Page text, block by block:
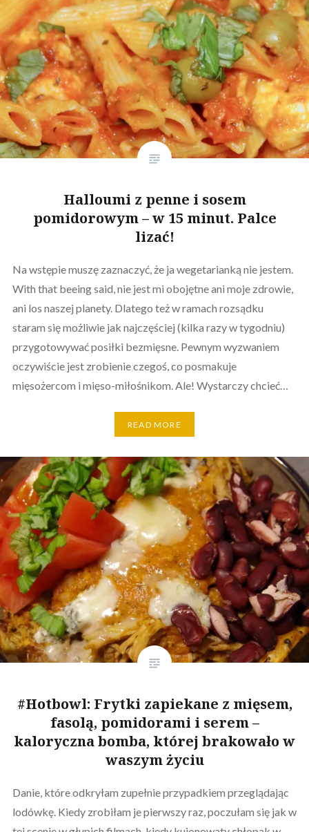
Halloumi z penne i sosem
pomidorowym – w 15 minut. Palce
lizać!
Na wstępie muszę zaznaczyć, że ja wegetarianką nie jestem.
With that beeing said, nie jest mi obojętne ani moje zdrowie,
ani los naszej planety. Dlatego też w ramach rozsądku
staram się możliwie jak najczęściej (kilka razy w tygodniu)
przygotowywać posiłki bezmięsne. Pewnym wyzwaniem
oczywiście jest zrobienie czegoś, co posmakuje
mięsożercom i mięso-miłośnikom. Ale! Wystarczy chcieć…
READ MORE
#Hotbowl: Frytki zapiekane z mięsem,
fasolą, pomidorami i serem –
kaloryczna bomba, której brakowało w
waszym życiu
Danie, które odkryłam zupełnie przypadkiem przeglądając
lodówkę. Kiedy zrobiłam je pierwszy raz, poczułam się jak w